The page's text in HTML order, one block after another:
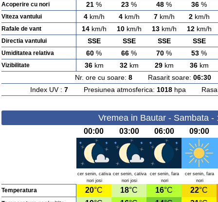
Acoperire cu nori 21 % 23 % 48 % 36 %
Viteza vantului 4km/h 4km/h 7km/h 2km/h
Rafale de vant 14km/h 10km/h 13km/h 12km/h
Directia vantului SSE SSE SSE SSE
Umiditatea relativa 60 % 66 % 70 % 53 %
Vizibilitate 36km 32km 29km 36km
Nr. ore cu soare: 8Rasarit soare: 06:30
Index UV : 7Presiunea atmosferica: 1018hpa
Vremea in Bautar - Sambata -
00:00 03:00 06:00 09:00
cer senin, cativa
nori josi
cer senin, cativa
nori josi
cer senin, fara
nori
cer senin, fara
nori
Temperatura 20°C 18°C 16°C 22°C